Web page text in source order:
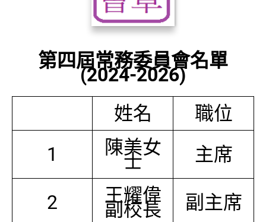
第四屆常務委員會名單
(2024-2026)
姓名
職位
1
陳美女
士 主席
2 王耀偉
副校長 副主席